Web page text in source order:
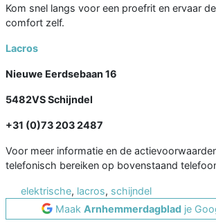
Kom snel langs voor een proefrit en ervaar
comfort zelf.
Lacros
Nieuwe Eerdsebaan 16
5482VS Schijndel
+31 (0)73 203 2487
Voor meer informatie en de
telefonisch bereiken op bovenstaand
elektrische, lacros, schijndel
Maak Arnhemmerdagblad je